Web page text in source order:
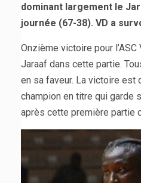
dominant largement le
journée (67-38). VD a
Onzième victoire pour
Jaraaf dans cette partie.
en sa faveur. La victoire est
champion en titre qui garde
après cette première partie